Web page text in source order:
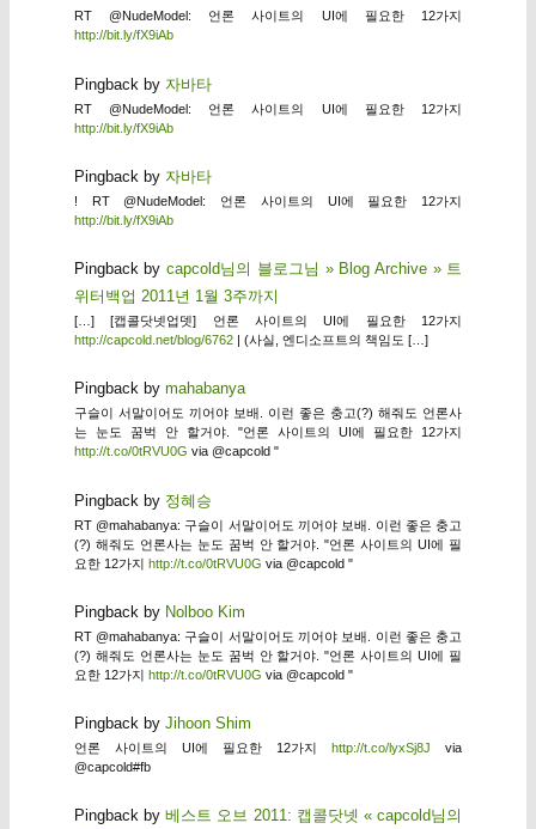
RT @NudeModel: 언론 사이트의 UI에 필요한 12가지
http://bit.ly/fX9iAb
Pingback by 자바타
RT @NudeModel: 언론 사이트의 UI에 필요한 12가지
http://bit.ly/fX9iAb
Pingback by 자바타
! RT @NudeModel: 언론 사이트의 UI에 필요한 12가지
http://bit.ly/fX9iAb
Pingback bycapcold님의 블로그님 » Blog Archive » 트
위터백업 2011년 1월 3주까지
[…] [캡콜닷넷업뎃] 언론 사이트의 UI에 필요한 12가지
http://capcold.net/blog/6762| (사실, 엔디소프트의 책임도 […]
Pingback by mahabanya
구슬이 서말이어도 끼어야 보배. 이런 좋은 충고(?) 해줘도 언론사
는 눈도 꿈벅 안 할거야. "언론 사이트의 UI에 필요한 12가지
http://t.co/0tRVU0G via @capcold "
Pingback by 정혜승
RT @mahabanya: 구슬이 서말이어도 끼어야 보배. 이런 좋은 충고
(?) 해줘도 언론사는 눈도 꿈벅 안 할거야. "언론 사이트의 UI에 필
요한 12가지 http://t.co/0tRVU0G via @capcold "
Pingback by Nolboo Kim
RT @mahabanya: 구슬이 서말이어도 끼어야 보배. 이런 좋은 충고
(?) 해줘도 언론사는 눈도 꿈벅 안 할거야. "언론 사이트의 UI에 필
요한 12가지 http://t.co/0tRVU0G via @capcold "
Pingback by Jihoon Shim
언론 사이트의 UI에 필요한 12가지http://t.co/lyxSj8J via
@capcold#fb
Pingback by베스트 오브 2011: 캡콜닷넷 « capcold님의